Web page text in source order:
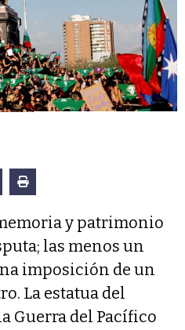
y patrimonio
las menos un
imposición de un
La estatua del
Guerra del Pacífico